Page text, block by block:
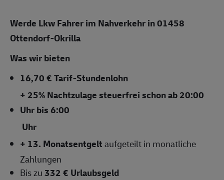
Werde Lkw Fahrer im Nahverkehr in 01458
Ottendorf-Okrilla
Was wir bieten
16,70 € Tarif-Stundenlohn
+ 25% Nachtzulage steuerfrei schon ab 20:00
Uhr bis 6:00
Uhr
+ 13. Monatsentgeltaufgeteilt in monatliche
Zahlungen
Bis zu332 € Urlaubsgeld